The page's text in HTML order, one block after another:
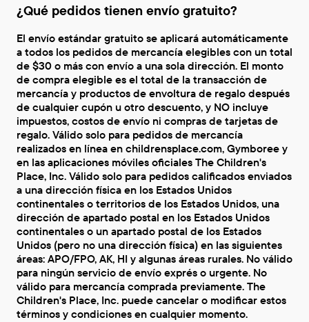
¿Qué pedidos tienen envío gratuito?
El envío estándar gratuito se aplicará automáticamente
a todos los pedidos de mercancía elegibles con un total
de $30 o más con envío a una sola dirección. El monto
de compra elegible es el total de la transacción de
mercancía y productos de envoltura de regalo después
de cualquier cupón u otro descuento, y NO incluye
impuestos, costos de envío ni compras de tarjetas de
regalo. Válido solo para pedidos de mercancía
realizados en línea en childrensplace.com, Gymboree y
en las aplicaciones móviles oficiales The Children's
Place, Inc. Válido solo para pedidos calificados enviados
a una dirección física en los Estados Unidos
continentales o territorios de los Estados Unidos, una
dirección de apartado postal en los Estados Unidos
continentales o un apartado postal de los Estados
Unidos (pero no una dirección física) en las siguientes
áreas: APO/FPO, AK, HI y algunas áreas rurales. No válido
para ningún servicio de envío exprés o urgente. No
válido para mercancía comprada previamente. The
Children's Place, Inc. puede cancelar o modificar estos
términos y condiciones en cualquier momento.